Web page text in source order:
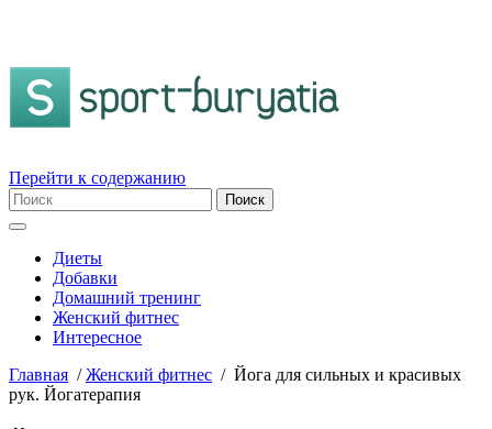
Перейти к содержанию
Диеты
Добавки
Домашний тренинг
Женский фитнес
Интересное
Главная /Женский фитнес / Йога для сильных и красивых
рук. Йогатерапия